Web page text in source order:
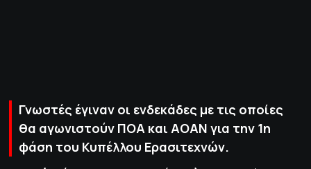
Γνωστές έγιναν οι ενδεκάδες με τις οποίες
θα αγωνιστούν ΠΟΑ και ΑΟΑΝ για την 1η
φάση του Κυπέλλου Ερασιτεχνών.